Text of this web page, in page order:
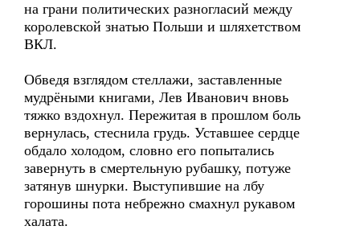
на грани политических разногласий между
королевской знатью Польши и шляхетством
ВКЛ.
Обведя взглядом стеллажи, заставленные
мудрёными книгами, Лев Иванович вновь
тяжко вздохнул. Пережитая в прошлом боль
вернулась, стеснила грудь. Уставшее сердце
обдало холодом, словно его попытались
завернуть в смертельную рубашку, потуже
затянув шнурки. Выступившие на лбу
горошины пота небрежно смахнул рукавом
халата.